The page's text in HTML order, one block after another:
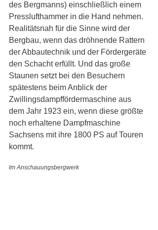
des Bergmanns) einschließlich einem
Presslufthammer in die Hand nehmen.
Realitätsnah für die Sinne wird der
Bergbau, wenn das dröhnende Rattern
der Abbautechnik und der Fördergeräte
den Schacht erfüllt. Und das große
Staunen setzt bei den Besuchern
spätestens beim Anblick der
Zwillingsdampffördermaschine aus
dem Jahr 1923 ein, wenn diese größte
noch erhaltene Dampfmaschine
Sachsens mit ihre 1800 PS auf Touren
kommt.
Im Anschauungsbergwerk